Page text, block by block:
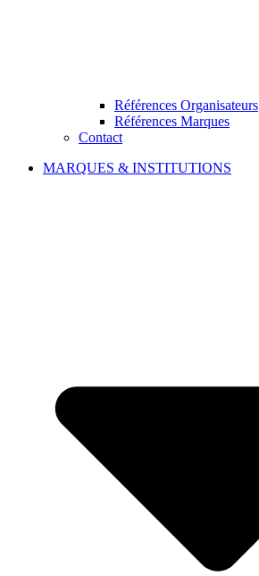
Références Organisateurs
Références Marques
Contact
MARQUES & INSTITUTIONS